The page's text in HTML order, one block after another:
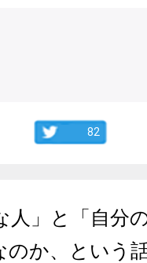
82
人」と「自分
のか、という